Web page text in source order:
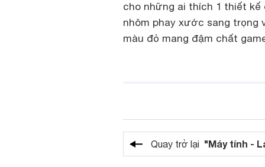
cho những ai thích 1 thiết
nhôm phay xước sang trọng
màu đỏ mang đậm chất
Quay trở lại "Máy tính -